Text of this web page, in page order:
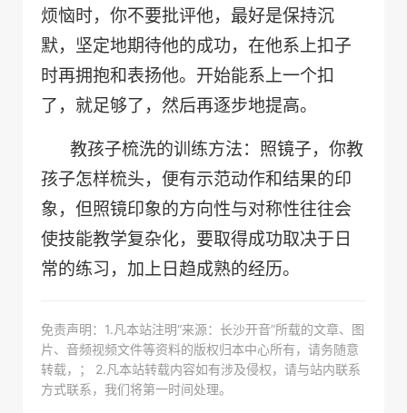
烦恼时，你不要批评他，最好是保持沉
默，坚定地期待他的成功，在他系上扣子
时再拥抱和表扬他。开始能系上一个扣
了，就足够了，然后再逐步地提高。
教孩子梳洗的训练方法：照镜子，你教
孩子怎样梳头，便有示范动作和结果的印
象，但照镜印象的方向性与对称性往往会
使技能教学复杂化，要取得成功取决于日
常的练习，加上日趋成熟的经历。
免责声明：1.凡本站注明“来源：长沙开音”所载的文章、图
片、音频视频文件等资料的版权归本中心所有，请务随意
转载，； 2.凡本站转载内容如有涉及侵权，请与站内联系
方式联系，我们将第一时间处理。